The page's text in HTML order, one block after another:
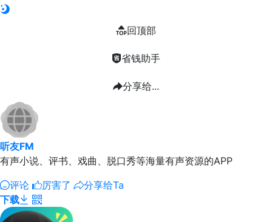
回顶部
省钱助手
分享给...
听友FM
有声小说、评书、戏曲、脱口秀等海量有声资源的APP
评论
厉害了
分享给Ta
下载